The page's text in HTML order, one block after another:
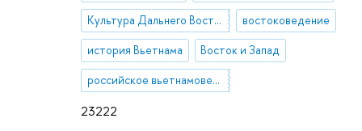
23222
Культура Дальнего Востока востоковедение
история Вьетнама Восток и Запад
российское вьетнамоведение